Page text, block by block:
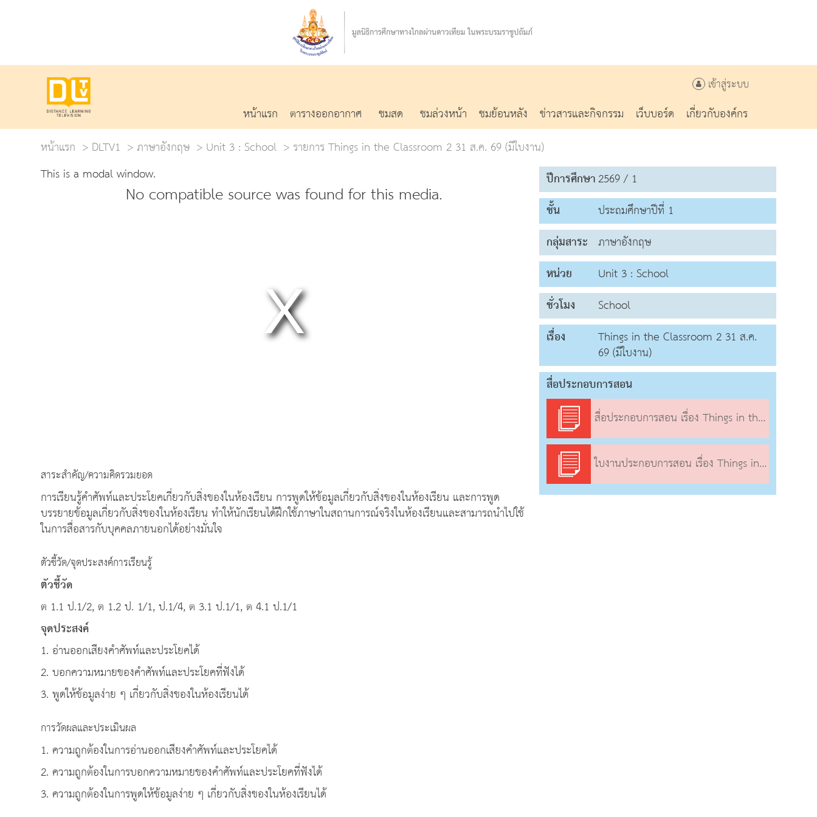
เข้าสู่ระบบ
หน้าแรก ตารางออกอากาศ ชมสด ชมล่วงหน้า ชมย้อนหลัง ข่าวสารและกิจกรรม เว็บบอร์ด
เกี่ยวกับองค์กร
หน้าแรก
DLTV1 ภาษาอังกฤษ Unit 3 : School
รายการ Things in the Classroom 2 31 ส.ค. 69 (มีใบงาน)
This is a modal window.
No compatible source was found for this media.
สาระสำคัญ/ความคิดรวมยอด
การเรียนรู้คำศัพท์และประโยคเกี่ยวกับสิ่งของในห้องเรียน การพูดให้ข้อมูลเกี่ยวกับสิ่งของในห้องเรียน และการพูด
บรรยายข้อมูลเกี่ยวกับสิ่งของในห้องเรียน ทำให้นักเรียนได้ฝึกใช้ภาษาในสถานการณ์จริงในห้องเรียนและสามารถนำไปใช้
ในการสื่อสารกับบุคคลภายนอกได้อย่างมั่นใจ
ตัวชี้วัด/จุดประสงค์การเรียนรู้
ตัวชี้วัด
ต 1.1 ป.1/2, ต 1.2 ป. 1/1, ป.1/4, ต 3.1 ป.1/1, ต 4.1 ป.1/1
จุดประสงค์
1. อ่านออกเสียงคำศัพท์และประโยคได้
2. บอกความหมายของคำศัพท์และประโยคที่ฟังได้
3. พูดให้ข้อมูลง่าย ๆ เกี่ยวกับสิ่งของในห้องเรียนได้
การวัดผลและประเมินผล
1. ความถูกต้องในการอ่านออกเสียงคำศัพท์และประโยคได้
2. ความถูกต้องในการบอกความหมายของคำศัพท์และประโยคที่ฟังได้
3. ความถูกต้องในการพูดให้ข้อมูลง่าย ๆ เกี่ยวกับสิ่งของในห้องเรียนได้
ปีการศึกษา2569 / 1
ชั้น
ประถมศึกษาปีที่ 1
กลุ่มสาระ ภาษาอังกฤษ
หน่วย
Unit 3 : School
ชั่วโมง
School
เรื่อง
Things in the Classroom 2 31 ส.ค.
69 (มีใบงาน)
สื่อประกอบการสอน
สื่อประกอบการสอน เรื่อง Things in the Classroom 2
ใบงานประกอบการสอน เรื่อง Things in the Classroom 2